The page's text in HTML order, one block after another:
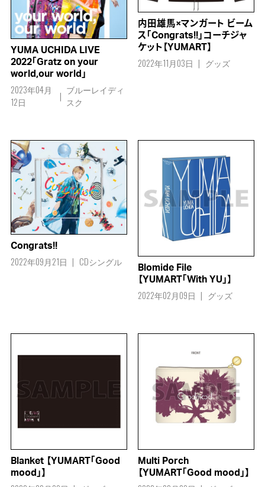
YUMA UCHIDA LIVE
2022「Gratz on your
world,our world」
2023年04月
12日
ブルーレイディ
スク
内田雄馬×マンガート ビーム
ス「Congrats!!」コーチジャ
ケット【YUMART】
2022年11月03日 グッズ
Congrats!!
2022年09月21日 CDシングル
Blomide File
【YUMART「With YU」】
2022年02月09日 グッズ
Blanket 【YUMART「Good
mood」】
Multi Porch
【YUMART「Good mood」】